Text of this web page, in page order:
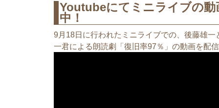
Youtubeにてミニライブの動
中！
9月18日に行われたミニライブでの、後藤雄
一君による朗読劇「復旧率97％」の動画を配